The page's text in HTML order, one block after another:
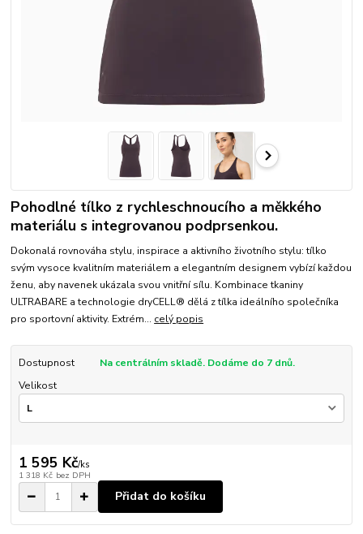
Pohodlné tílko z rychleschnoucího a měkkého
materiálu s integrovanou podprsenkou.
Dokonalá rovnováha stylu, inspirace a aktivního životního stylu: tílko
svým vysoce kvalitním materiálem a elegantním designem vybízí každou
ženu, aby navenek ukázala svou vnitřní sílu. Kombinace tkaniny
ULTRABARE a technologie dryCELL® dělá z tílka ideálního společníka
pro sportovní aktivity. Extrém... celý popis
Dostupnost
Na centrálním skladě. Dodáme do 7 dnů.
Velikost
1 595 Kč/ks
1 318 Kč bez DPH
Přidat do košíku